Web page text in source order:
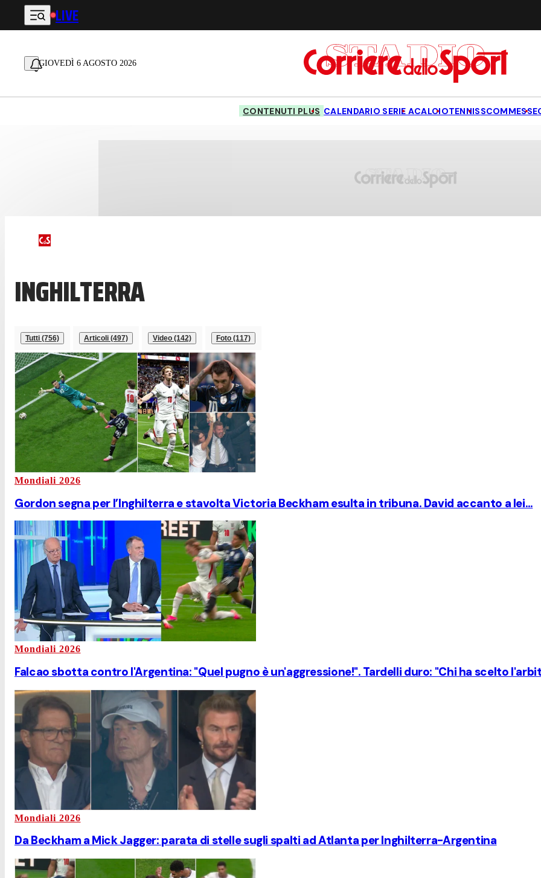
Vai al contenuto principale
LIVE
GIOVEDÌ 6 AGOSTO 2026
CONTENUTI PLUS CALENDARIO SERIE ACALCIOTENNISSCOMMESSE
INGHILTERRA
Tutti (756) Articoli (497) Video (142) Foto (117)
Mondiali 2026
Gordon segna per l’Inghilterra e stavolta Victoria Beckham esulta in tribuna. David accanto a lei…
Mondiali 2026
Falcao sbotta contro l'Argentina: "Quel pugno è un'aggressione!". Tardelli duro: "Chi ha scelto
Mondiali 2026
Da Beckham a Mick Jagger: parata di stelle sugli spalti ad Atlanta per Inghilterra-Argentina